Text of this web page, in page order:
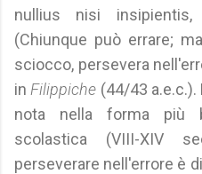
nullius nisi
(Chiunque può errare;
sciocco, persevera
in Filippiche (44/43
nota nella forma più
scolastica (VIII-XIV
perseverare nell'errore è